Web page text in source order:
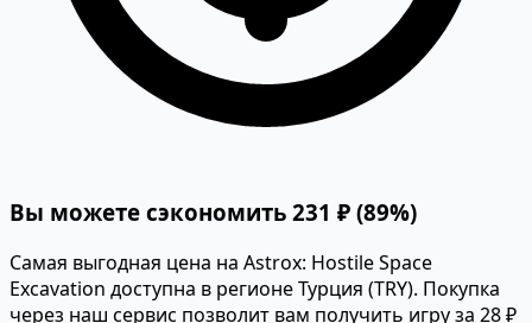
Вы можете сэкономить 231 ₽ (89%)
Самая выгодная цена на Astrox: Hostile Space
Excavation доступна в регионе Турция (TRY). Покупка
через наш сервис позволит вам получить игру за 28 ₽